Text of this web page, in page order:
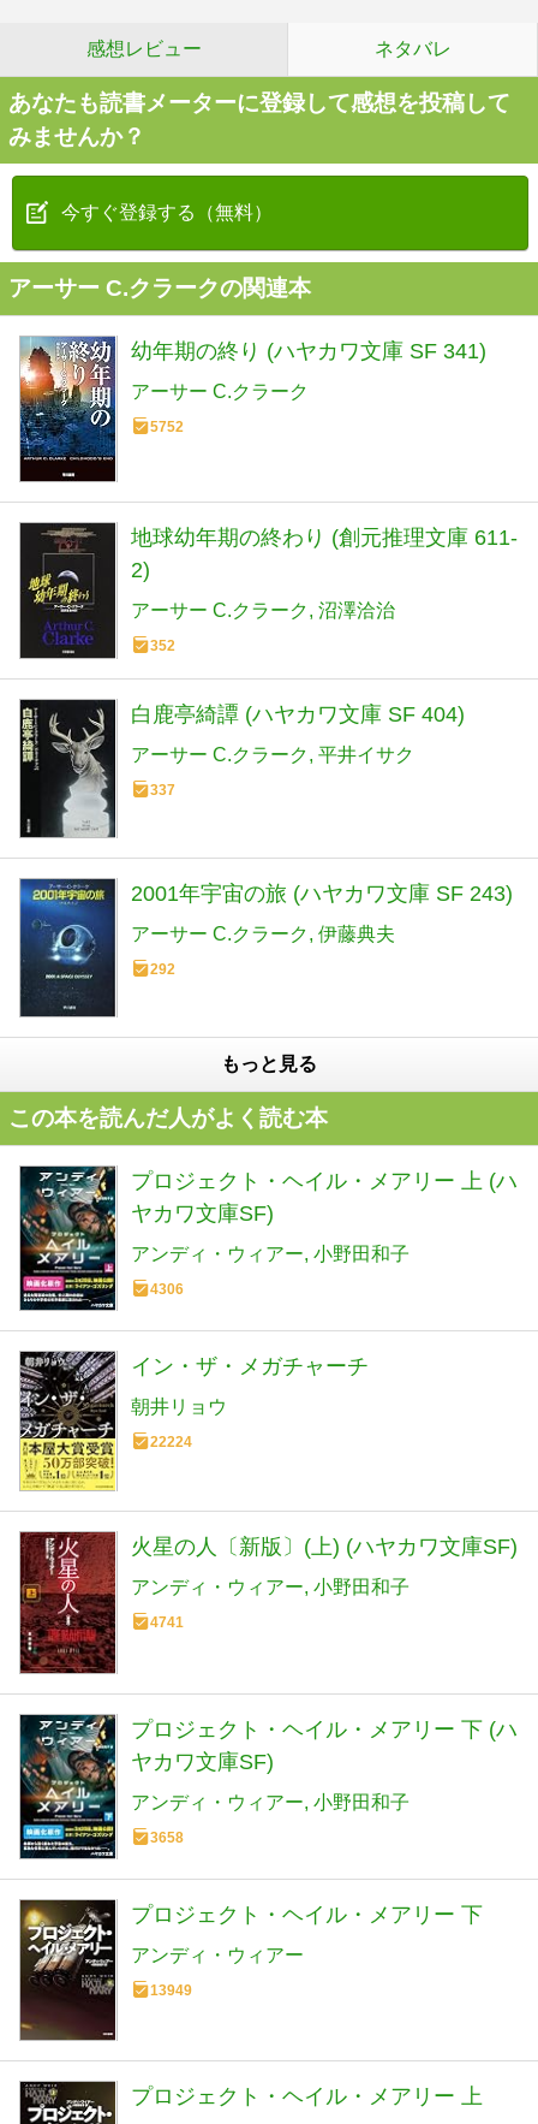
感想レビュー ネタバレ
あなたも読書メーターに登録して感想を投稿して
みませんか？
今すぐ登録する（無料）
アーサー C.クラークの関連本
幼年期の終り (ハヤカワ文庫 SF 341)
アーサー C.クラーク
5752
地球幼年期の終わり (創元推理文庫 611-
2)
アーサー C.クラーク 沼澤洽治
352
白鹿亭綺譚 (ハヤカワ文庫 SF 404)
アーサー C.クラーク 平井イサク
337
2001年宇宙の旅 (ハヤカワ文庫 SF 243)
アーサー C.クラーク 伊藤典夫
292
もっと見る
この本を読んだ人がよく読む本
プロジェクト・ヘイル・メアリー 上 (ハ
ヤカワ文庫SF)
アンディ・ウィアー 小野田和子
4306
イン・ザ・メガチャーチ
朝井リョウ
22224
火星の人〔新版〕(上) (ハヤカワ文庫SF)
アンディ・ウィアー 小野田和子
4741
プロジェクト・ヘイル・メアリー 下 (ハ
ヤカワ文庫SF)
アンディ・ウィアー 小野田和子
3658
プロジェクト・ヘイル・メアリー 下
アンディ・ウィアー
13949
プロジェクト・ヘイル・メアリー 上